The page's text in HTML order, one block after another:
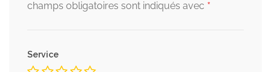
champs obligatoires sont indiqués avec *
Service